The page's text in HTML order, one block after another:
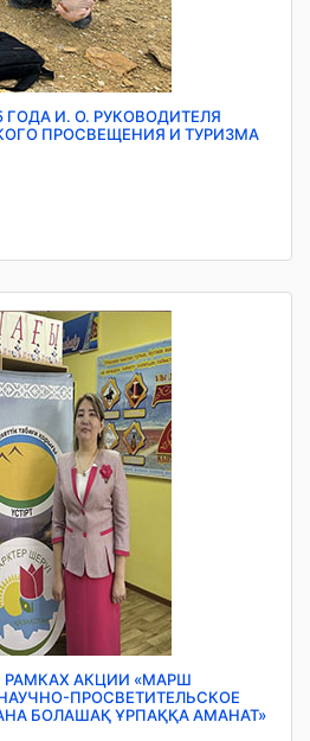
ГОДА И. О. РУКОВОДИТЕЛЯ
ПРОСВЕЩЕНИЯ И ТУРИЗМА
РАМКАХ АКЦИИ «МАРШ
ПРОСВЕТИТЕЛЬСКОЕ
БОЛАШАҚ ҰРПАҚҚА АМАНАТ»